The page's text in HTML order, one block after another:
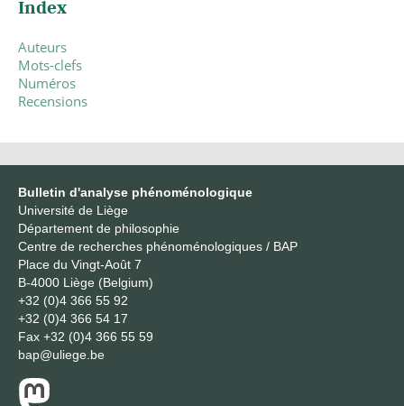
Index
Auteurs
Mots-clefs
Numéros
Recensions
Bulletin d'analyse phénoménologique
Université de Liège
Département de philosophie
Centre de recherches phénoménologiques / BAP
Place du Vingt-Août 7
B-4000 Liège (Belgium)
+32 (0)4 366 55 92
+32 (0)4 366 54 17
Fax +32 (0)4 366 55 59
bap@uliege.be